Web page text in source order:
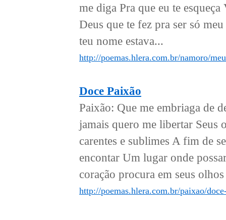
me diga Pra que eu te
Deus que te fez pra ser só
teu nome estava...
http://poemas.hlera.com.br/namoro/
Doce Paixão
Paixão: Que me embriaga de
jamais quero me libertar Seus
carentes e sublimes A fim de
encontar Um lugar onde
coração procura em seus
http://poemas.hlera.com.br/paixao/